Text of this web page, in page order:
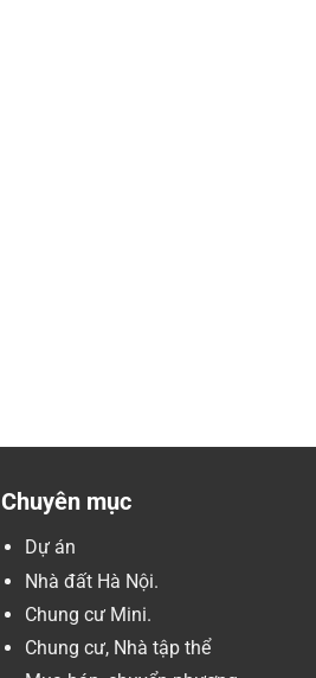
Chuyên mục
Dự án
Nhà đất Hà Nội.
Chung cư Mini.
Chung cư, Nhà tập thể